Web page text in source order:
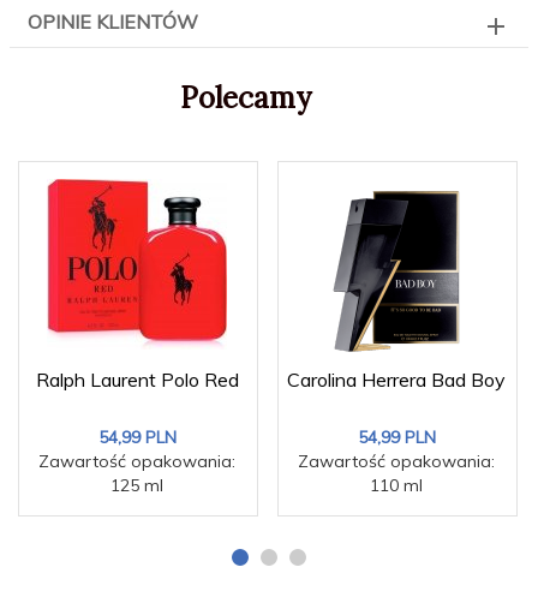
OPINIE KLIENTÓW
Polecamy
Ralph Laurent Polo Red
54,99 PLN
Zawartość opakowania:
125 ml
Carolina Herrera Bad Boy
54,99 PLN
Zawartość opakowania:
110 ml